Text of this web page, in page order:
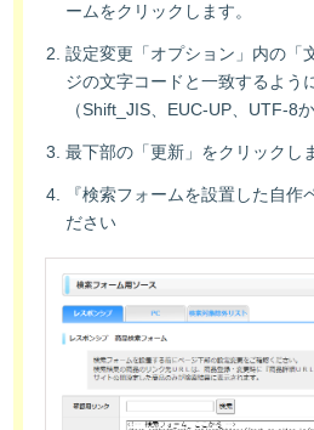
ームをクリックします。
設定変更「オプション」内の「
ジの文字コードと一致するよう
（Shift_JIS、EUC-UP、UTF-8
最下部の「更新」をクリックし
『検索フォームを設置した自作
ださい